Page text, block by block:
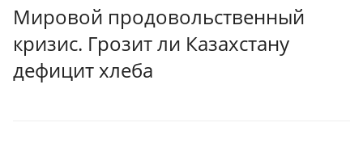
Мировой продовольственный
кризис. Грозит ли Казахстану
дефицит хлеба